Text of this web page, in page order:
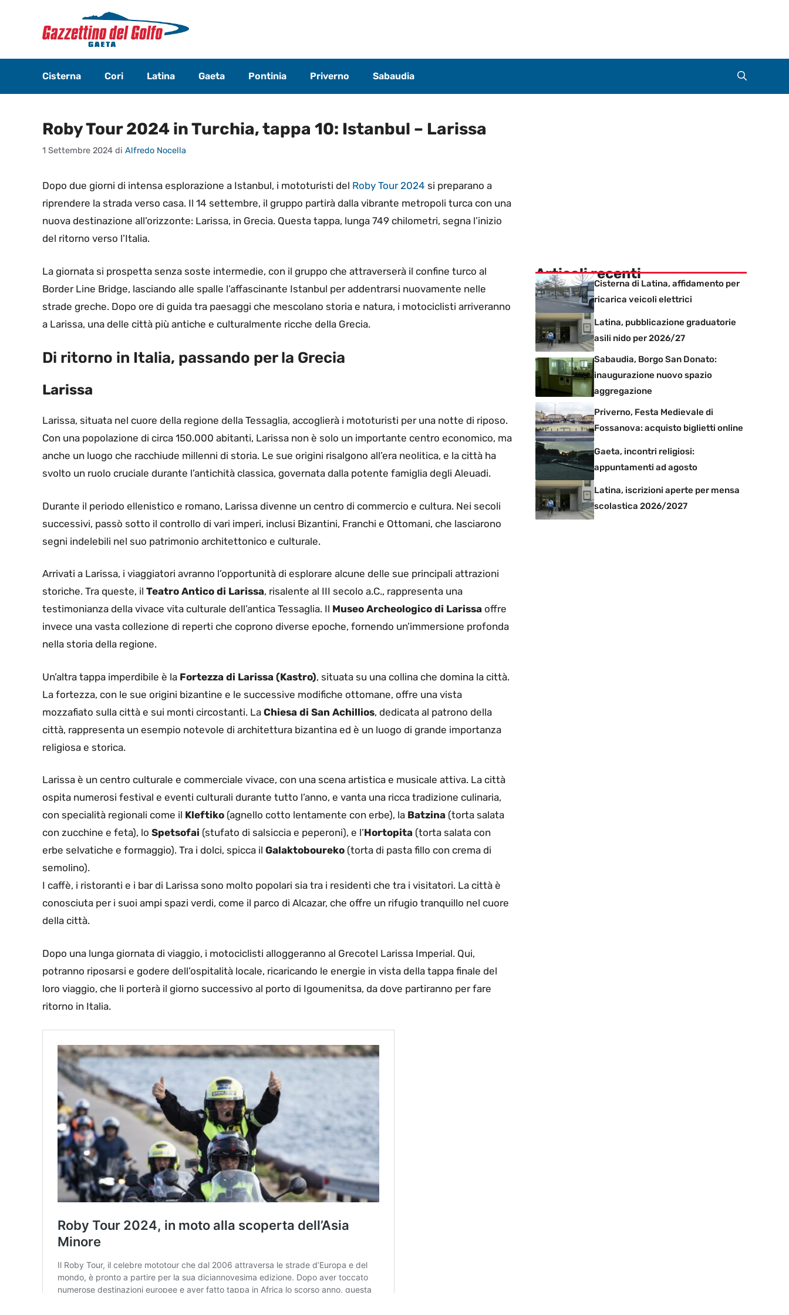
contenuto
Cisterna Cori Latina Gaeta Pontinia Priverno Sabaudia
Roby Tour 2024 in Turchia, tappa 10: Istanbul – Larissa
1 Settembre 2024 di Alfredo Nocella
Dopo due giorni di intensa esplorazione a Istanbul, i mototuristi del Roby Tour 2024 si preparano a
riprendere la strada verso casa. Il 14 settembre, il gruppo partirà dalla vibrante metropoli turca con una
nuova destinazione all’orizzonte: Larissa, in Grecia. Questa tappa, lunga 749 chilometri, segna l’inizio
del ritorno verso l’Italia.
La giornata si prospetta senza soste intermedie, con il gruppo che attraverserà il confine turco al
Border Line Bridge, lasciando alle spalle l’affascinante Istanbul per addentrarsi nuovamente nelle
strade greche. Dopo ore di guida tra paesaggi che mescolano storia e natura, i motociclisti arriveranno
a Larissa, una delle città più antiche e culturalmente ricche della Grecia.
Di ritorno in Italia, passando per la Grecia
Larissa
Larissa, situata nel cuore della regione della Tessaglia, accoglierà i mototuristi per una notte di riposo.
Con una popolazione di circa 150.000 abitanti, Larissa non è solo un importante centro economico, ma
anche un luogo che racchiude millenni di storia. Le sue origini risalgono all’era neolitica, e la città ha
svolto un ruolo cruciale durante l’antichità classica, governata dalla potente famiglia degli Aleuadi.
Durante il periodo ellenistico e romano, Larissa divenne un centro di commercio e cultura. Nei secoli
successivi, passò sotto il controllo di vari imperi, inclusi Bizantini, Franchi e Ottomani, che lasciarono
segni indelebili nel suo patrimonio architettonico e culturale.
Arrivati a Larissa, i viaggiatori avranno l’opportunità di esplorare alcune delle sue principali attrazioni
storiche. Tra queste, il Teatro Antico di Larissa, risalente al III secolo a.C., rappresenta una
testimonianza della vivace vita culturale dell’antica Tessaglia. Il Museo Archeologico di Larissa offre
invece una vasta collezione di reperti che coprono diverse epoche, fornendo un’immersione profonda
nella storia della regione.
Un’altra tappa imperdibile è la Fortezza di Larissa (Kastro), situata su una collina che domina la città.
La fortezza, con le sue origini bizantine e le successive modifiche ottomane, offre una vista
mozzafiato sulla città e sui monti circostanti. La Chiesa di San Achillios, dedicata al patrono della
città, rappresenta un esempio notevole di architettura bizantina ed è un luogo di grande importanza
religiosa e storica.
Larissa è un centro culturale e commerciale vivace, con una scena artistica e musicale attiva. La città
ospita numerosi festival e eventi culturali durante tutto l’anno, e vanta una ricca tradizione culinaria,
con specialità regionali come il Kleftiko (agnello cotto lentamente con erbe), la Batzina (torta salata
con zucchine e feta), lo Spetsofai (stufato di salsiccia e peperoni), e l’Hortopita (torta salata con
erbe selvatiche e formaggio). Tra i dolci, spicca il Galaktoboureko (torta di pasta fillo con crema di
semolino).
I caffè, i ristoranti e i bar di Larissa sono molto popolari sia tra i residenti che tra i visitatori. La città è
conosciuta per i suoi ampi spazi verdi, come il parco di Alcazar, che offre un rifugio tranquillo nel cuore
della città.
Dopo una lunga giornata di viaggio, i motociclisti alloggeranno al Grecotel Larissa Imperial. Qui,
potranno riposarsi e godere dell’ospitalità locale, ricaricando le energie in vista della tappa finale del
loro viaggio, che li porterà il giorno successivo al porto di Igoumenitsa, da dove partiranno per fare
ritorno in Italia.
Articoli recenti
Cisterna di Latina, affidamento per
ricarica veicoli elettrici
Latina, pubblicazione graduatorie
asili nido per 2026/27
Sabaudia, Borgo San Donato:
inaugurazione nuovo spazio
aggregazione
Priverno, Festa Medievale di
Fossanova: acquisto biglietti online
Gaeta, incontri religiosi:
appuntamenti ad agosto
Latina, iscrizioni aperte per mensa
scolastica 2026/2027